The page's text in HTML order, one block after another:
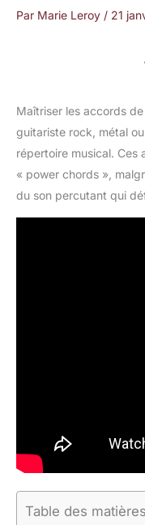
Par Marie Leroy / 21
Maîtriser les accords
guitariste rock, métal
répertoire musical. Ces
« power chords »,
du son percutant qui
Table des matières